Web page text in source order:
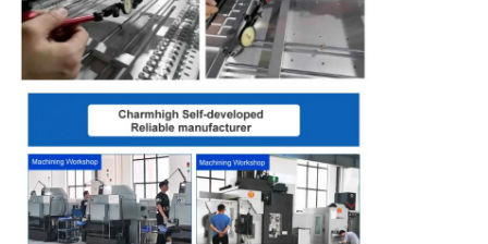
SITE
HARITASI
GIZLILIK
POLITIKASI